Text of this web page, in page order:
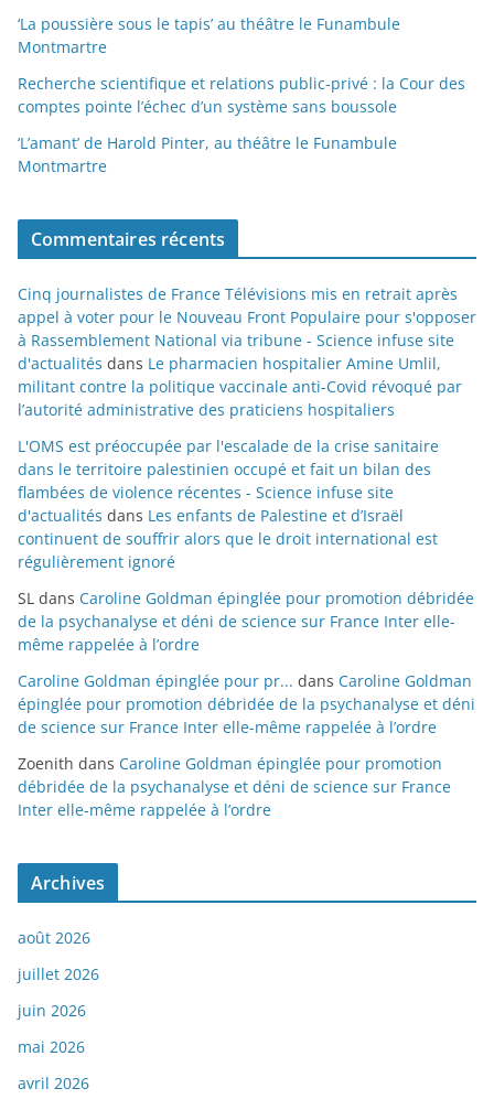
‘La poussière sous le tapis’ au théâtre le Funambule
Montmartre
Recherche scientifique et relations public-privé : la Cour des
comptes pointe l’échec d’un système sans boussole
‘L’amant’ de Harold Pinter, au théâtre le Funambule
Montmartre
Commentaires récents
Cinq journalistes de France Télévisions mis en retrait après
appel à voter pour le Nouveau Front Populaire pour s'opposer
à Rassemblement National via tribune - Science infuse site
d'actualités dans Le pharmacien hospitalier Amine Umlil,
militant contre la politique vaccinale anti-Covid révoqué par
l’autorité administrative des praticiens hospitaliers
L'OMS est préoccupée par l'escalade de la crise sanitaire
dans le territoire palestinien occupé et fait un bilan des
flambées de violence récentes - Science infuse site
d'actualités dans Les enfants de Palestine et d’Israël
continuent de souffrir alors que le droit international est
régulièrement ignoré
SL dans Caroline Goldman épinglée pour promotion débridée
de la psychanalyse et déni de science sur France Inter elle-
même rappelée à l’ordre
Caroline Goldman épinglée pour pr... dans Caroline Goldman
épinglée pour promotion débridée de la psychanalyse et déni
de science sur France Inter elle-même rappelée à l’ordre
Zoenith dans Caroline Goldman épinglée pour promotion
débridée de la psychanalyse et déni de science sur France
Inter elle-même rappelée à l’ordre
Archives
août 2026
juillet 2026
juin 2026
mai 2026
avril 2026